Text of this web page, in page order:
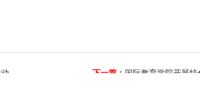
下一篇： 国际教育学院开展特